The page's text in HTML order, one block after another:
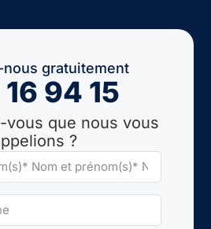
gratuitement
94 15
vous que nous vous
?